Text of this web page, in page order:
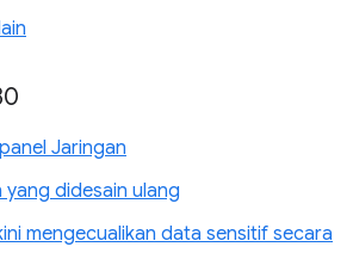
Jaringan
yang didesain ulang
mengecualikan data sensitif secara